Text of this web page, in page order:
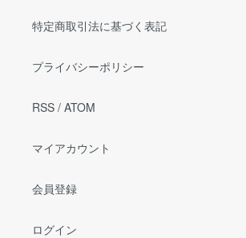
特定商取引法に基づく表記
プライバシーポリシー
RSS / ATOM
マイアカウント
会員登録
ログイン